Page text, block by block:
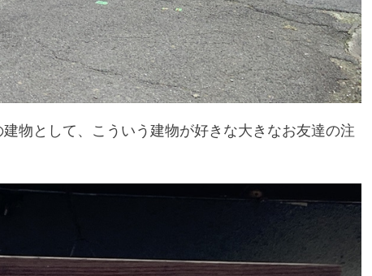
物として、こういう建物が好きな大きなお友達の注